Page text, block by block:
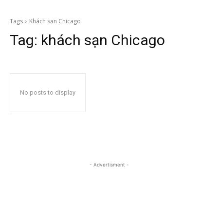
Tags Khách sạn Chicago
Tag: khách sạn Chicago
No posts to display
- Advertisment -